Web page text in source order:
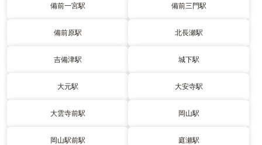
備前一宮駅 備前三門駅
備前原駅 北長瀬駅
吉備津駅 城下駅
大元駅 大安寺駅
大雲寺前駅 岡山駅
岡山駅前駅 庭瀬駅